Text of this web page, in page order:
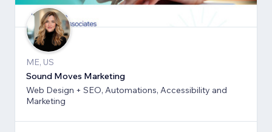
ME, US
Sound Moves Marketing
Web Design + SEO, Automations, Accessibility and
Marketing